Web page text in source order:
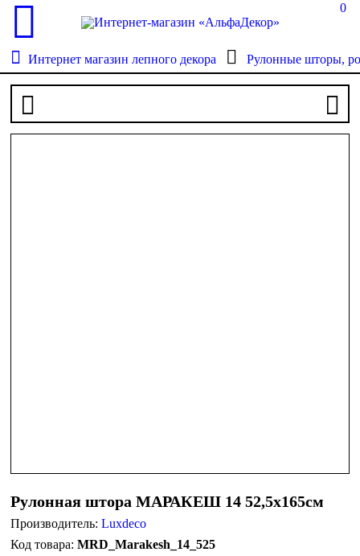
0
Интернет магазин лепного декора Рулонные шторы,
Рулонная штора МАРАКЕШ 14 52,5х165см
Производитель:Luxdeco
MRD_Marakesh_14_525